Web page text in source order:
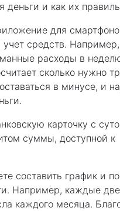
деньги и как их
для
учет средств.
расходы в
сколько нужно
в минусе, и
карточку с
суммы, доступной к
составить график и
Например, каждые
каждого месяца.